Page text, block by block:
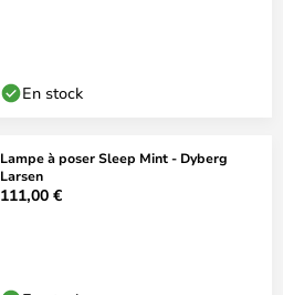
En stock
Lampe à poser Sleep Mint - Dyberg
Larsen
111,00 €